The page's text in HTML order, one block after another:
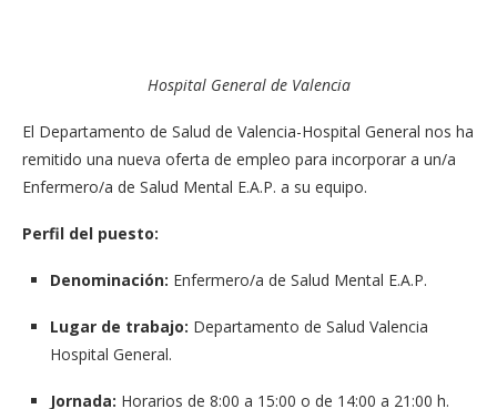
Hospital General de Valencia
El Departamento de Salud de Valencia-Hospital General nos ha
remitido una nueva oferta de empleo para incorporar a un/a
Enfermero/a de Salud Mental E.A.P. a su equipo.
Perfil del puesto:
Denominación: Enfermero/a de Salud Mental E.A.P.
Lugar de trabajo: Departamento de Salud Valencia
Hospital General.
Jornada: Horarios de 8:00 a 15:00 o de 14:00 a 21:00 h.